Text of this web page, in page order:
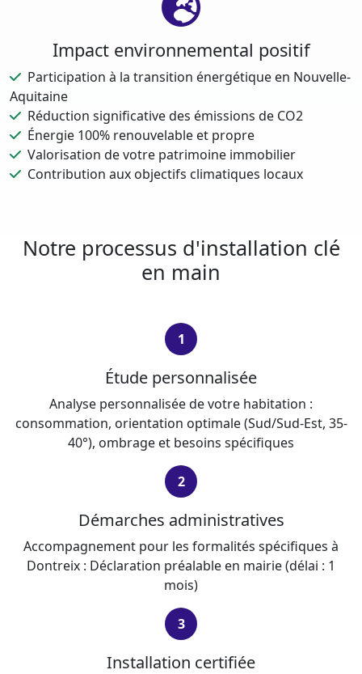
Impact environnemental positif
Participation à la transition énergétique en Nouvelle-
Aquitaine
Réduction significative des émissions de CO2
Énergie 100% renouvelable et propre
Valorisation de votre patrimoine immobilier
Contribution aux objectifs climatiques locaux
Notre processus d'installation clé
en main
1
Étude personnalisée
Analyse personnalisée de votre habitation :
consommation, orientation optimale (Sud/Sud-Est, 35-
40°), ombrage et besoins spécifiques
2
Démarches administratives
Accompagnement pour les formalités spécifiques à
Dontreix : Déclaration préalable en mairie (délai : 1
mois)
3
Installation certifiée